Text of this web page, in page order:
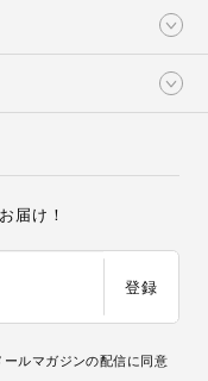
届け！
登録
ールマガジンの配信に同意